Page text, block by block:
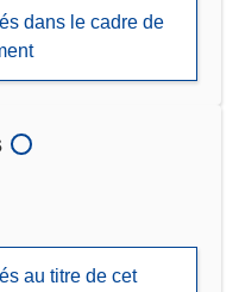
dans le cadre de
au titre de cet